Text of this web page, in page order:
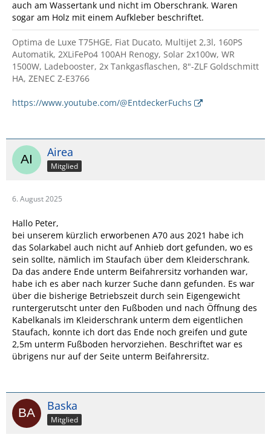
auch am Wassertank und nicht im Oberschrank. Waren
sogar am Holz mit einem Aufkleber beschriftet.
Optima de Luxe T75HGE, Fiat Ducato, Multijet 2,3l, 160PS
Automatik, 2XLiFePo4 100AH Renogy, Solar 2x100w, WR
1500W, Ladebooster, 2x Tankgasflaschen, 8"-ZLF Goldschmitt
HA, ZENEC Z-E3766
https://www.youtube.com/@EntdeckerFuchs
Airea
Mitglied
6. August 2025
Hallo Peter,
bei unserem kürzlich erworbenen A70 aus 2021 habe ich
das Solarkabel auch nicht auf Anhieb dort gefunden, wo es
sein sollte, nämlich im Staufach über dem Kleiderschrank.
Da das andere Ende unterm Beifahrersitz vorhanden war,
habe ich es aber nach kurzer Suche dann gefunden. Es war
über die bisherige Betriebszeit durch sein Eigengewicht
runtergerutscht unter den Fußboden und nach Öffnung des
Kabelkanals im Kleiderschrank unterm dem eigentlichen
Staufach, konnte ich dort das Ende noch greifen und gute
2,5m unterm Fußboden hervorziehen. Beschriftet war es
übrigens nur auf der Seite unterm Beifahrersitz.
Baska
Mitglied